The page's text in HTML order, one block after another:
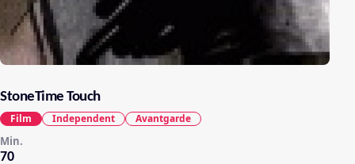
StoneTime Touch
70
Min.
Film Independent Avantgarde